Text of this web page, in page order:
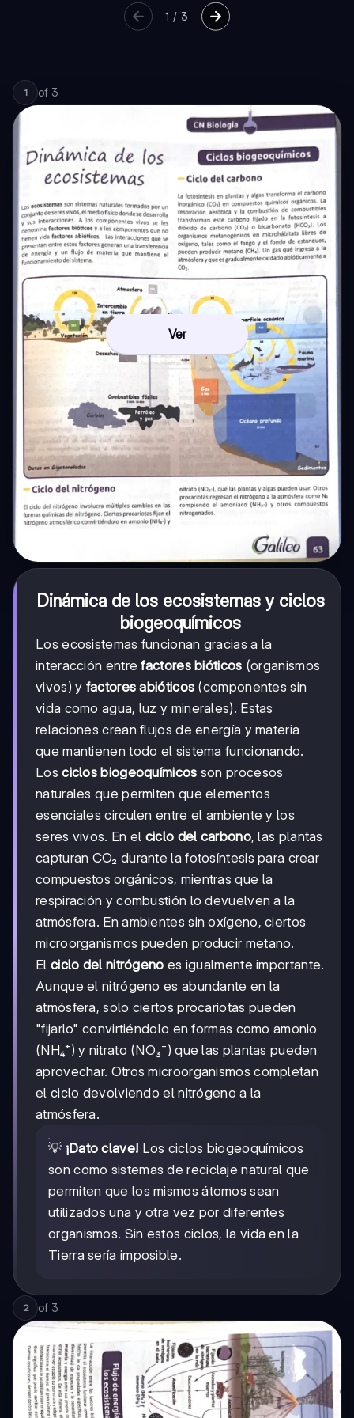
1 / 3
1 of 3
Ver
Dinámica de los ecosistemas y ciclos
biogeoquímicos
Los ecosistemas funcionan gracias a la
interacción entrefactores bióticos (organismos
vivos) y factores abióticos (componentes sin
vida como agua, luz y minerales). Estas
relaciones crean flujos de energía y materia
que mantienen todo el sistema funcionando.
Losciclos biogeoquímicos son procesos
naturales que permiten que elementos
esenciales circulen entre el ambiente y los
seres vivos. En el ciclo del carbono, las plantas
capturan CO₂ durante la fotosíntesis para crear
compuestos orgánicos, mientras que la
respiración y combustión lo devuelven a la
atmósfera. En ambientes sin oxígeno, ciertos
microorganismos pueden producir metano.
El ciclo del nitrógeno es igualmente importante.
Aunque el nitrógeno es abundante en la
atmósfera, solo ciertos procariotas pueden
"fijarlo" convirtiéndolo en formas como amonio
(NH₄⁺) y nitrato (NO₃⁻) que las plantas pueden
aprovechar. Otros microorganismos completan
el ciclo devolviendo el nitrógeno a la
atmósfera.
💡 ¡Dato clave! Los ciclos biogeoquímicos
son como sistemas de reciclaje natural que
permiten que los mismos átomos sean
utilizados una y otra vez por diferentes
organismos. Sin estos ciclos, la vida en la
Tierra sería imposible.
2 of 3